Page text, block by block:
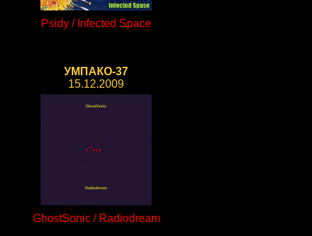
Psidy / Infected Space
УМПАКО-37
15.12.2009
GhostSonic / Radiodream